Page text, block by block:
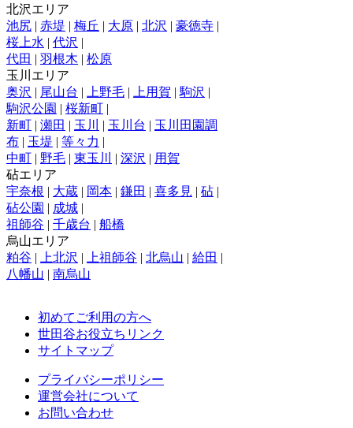
北沢エリア
池尻 | 赤堤 | 梅丘 | 大原 | 北沢 | 豪徳寺 |
桜上水 | 代沢 |
代田 | 羽根木 | 松原
玉川エリア
奥沢 | 尾山台 | 上野毛 | 上用賀 | 駒沢 |
駒沢公園 | 桜新町 |
新町 | 瀬田 | 玉川 | 玉川台 | 玉川田園調
布 | 玉堤 | 等々力 |
中町 | 野毛 | 東玉川 | 深沢 | 用賀
砧エリア
宇奈根 | 大蔵 | 岡本 | 鎌田 | 喜多見 | 砧 |
砧公園 | 成城 |
祖師谷 | 千歳台 | 船橋
烏山エリア
粕谷 | 上北沢 | 上祖師谷 | 北烏山 | 給田 |
八幡山 | 南烏山
初めてご利用の方へ
世田谷お役立ちリンク
サイトマップ
プライバシーポリシー
運営会社について
お問い合わせ